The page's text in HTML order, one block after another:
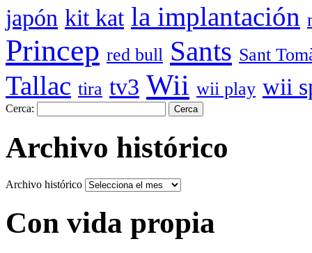
japón kit kat la implantación
Princep red bull Sants Sant
Tallac tira tv3 Wii wii play wii
Cerca:
Archivo histórico
Archivo histórico
Con vida propia